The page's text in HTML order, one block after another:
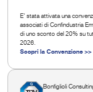
E’ stata attivata una
associati di Confindustria
di uno sconto del 20% su
2026.
Scopri la Convenzione >>
Bonfiglioli